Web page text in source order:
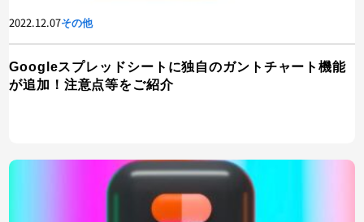
2022.12.07その他
Googleスプレッドシートに独自のガントチャート機能
が追加！注意点等をご紹介